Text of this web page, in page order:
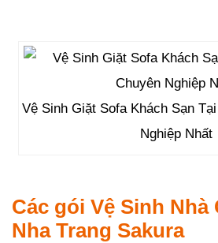
Vệ Sinh Giặt Sofa Khách Sạn
Nghiệp Nhất
Các gói Vệ Sinh Nhà
Nha Trang Sakura